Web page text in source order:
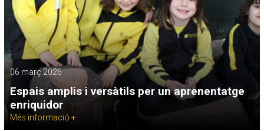
06 març 2026
Espais amplis i versàtils per un aprenentatge
enriquidor
Més informació +